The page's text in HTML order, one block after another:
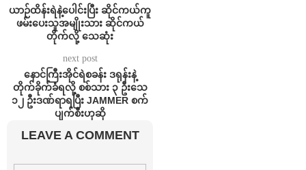
ယာဉ်ထိန်းရဲနဲ့ပေါင်းပြီး ဆိုင်ကယ်ကူ
ဖမ်းပေးသူအမျိုးသား ဆိုင်ကယ်
တိုက်လို့ သေဆုံး
next post
နောင်ကြီးအိုင်ရဲစခန်း ဒရုန်းနဲ့
တိုက်ခိုက်ခံရလို့ စစ်သား ၃ ဦးသေ
၁၂ ဦးဒဏ်ရာရပြီး JAMMER စက်
ပျက်စီးဟုဆို
LEAVE A COMMENT